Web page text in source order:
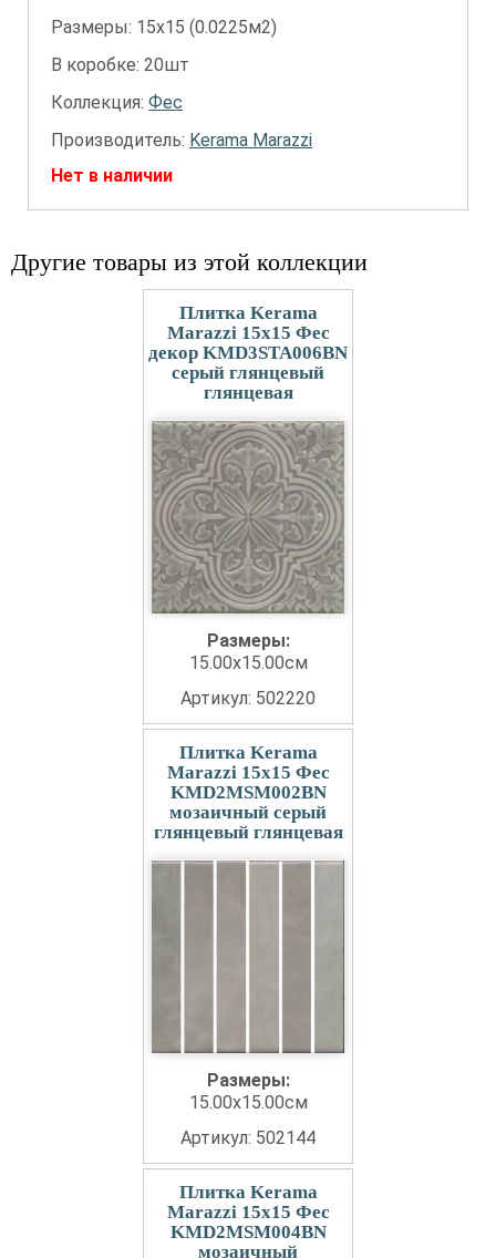
Размеры: 15х15 (0.0225м2)
В коробке: 20шт
Коллекция: Фес
Производитель: Kerama Marazzi
Нет в наличии
Другие товары из этой коллекции
Плитка Kerama
Marazzi 15x15 Фес
декор KMD3STA006BN
серый глянцевый
глянцевая
Размеры:
15.00x15.00см
Артикул: 502220
Плитка Kerama
Marazzi 15x15 Фес
KMD2MSM002BN
мозаичный серый
глянцевый глянцевая
Размеры:
15.00x15.00см
Артикул: 502144
Плитка Kerama
Marazzi 15x15 Фес
KMD2MSM004BN
мозаичный